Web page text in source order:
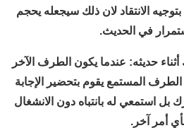
الانتقاد لان ذلك سيجعله يحجم
في الحديث.
حديثه: عندما يكون الطرف الآخر
الطرف المستمع يقوم بتحضير الإجابة
بل استمعي له بانتباه دون الانشغال
أمر آخر.